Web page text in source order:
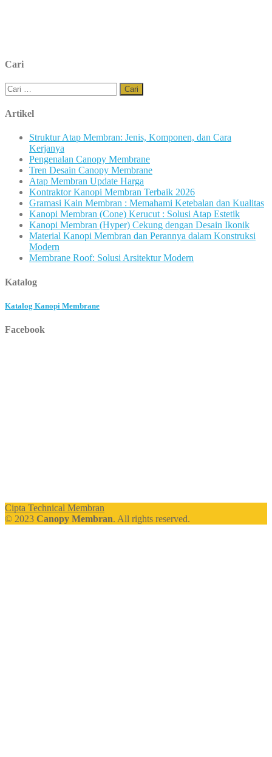
Cari
Cari
untuk:
Artikel
Struktur Atap Membran: Jenis, Komponen, dan Cara
Kerjanya
Pengenalan Canopy Membrane
Tren Desain Canopy Membrane
Atap Membran Update Harga
Kontraktor Kanopi Membran Terbaik 2026
Gramasi Kain Membran : Memahami Ketebalan dan Kualitas
Kanopi Membran (Cone) Kerucut : Solusi Atap Estetik
Kanopi Membran (Hyper) Cekung dengan Desain Ikonik
Material Kanopi Membran dan Perannya dalam Konstruksi
Modern
Membrane Roof: Solusi Arsitektur Modern
Katalog
Katalog Kanopi Membrane
Facebook
Cipta Technical Membran
© 2023 Canopy Membran. All rights reserved.